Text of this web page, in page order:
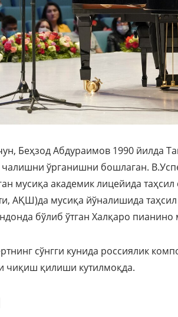
Беҳзод Абдураимов 1990 йилда
ўрганишни бошлаган.
мусиқа академик лицейида
АҚШ)да мусиқа йўналишида
бўлиб ўтган Халқаро
сўнгги кунида россиялик
чиқиш қилиши кутилмоқда.